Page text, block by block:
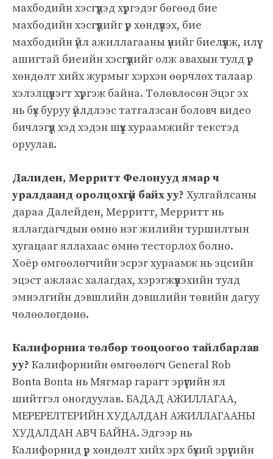
махбодийн хэсгүүдэд хүргэдэг бөгөөд бие
махбодийн хэсгүүдийг үр хөндүүлэх, бие
махбодийн үйл ажиллагааны үнийг биелүүлж, илүү
ашигтай биеийн хэсгүүдийг олж авахын тулд үр
хөндөлт хийх журмыг хэрхэн өөрчлөх талаар
хэлэлцүүлэгт хүргэж байна. Төлөвлөсөн Эцэг эх
нь бүх буруу үйлдлээс татгалзсан боловч видео
бичлэгүүд хэд хэдэн шүүх хураамжийг текстэд
оруулав.
Далиден, Мерритт Фелонууд ямар ч
уралдаанд оролцохгүй байх уу? Хулгайлсаны
дараа Далейден, Мерритт, Мерритт нь
яллагдагчдын өмнө нэг жилийн туршилтын
хугацааг яллахаас өмнө тесторлох болно.
Хоёр өмгөөлөгчийн эсрэг хураамж нь эцсийн
эцэст ажлаас халагдах, хэрэгжүүлэхийн тулд
эмнэлгийн дэвшлийн дэвшлийн төвийн дагуу
чөлөөлөгдөнө.
Калифорниа төлбөр тооцоогоо тайлбарлав
уу? Калифорнийн өмгөөлөгч General Rob
Bonta Bonta нь Мягмар гарагт эрүүгийн ял
шийтгэл оногдуулав. БАДАД АЖИЛЛАГАА,
МЕРЕРЕЛТЕРИЙН ХУДАЛДАН АЖИЛЛАГААНЫ
ХУДАЛДАН АВЧ БАЙНА. Эдгээр нь
Калифорнид үр хөндөлт хийх эрх бүхий эрүүгийн